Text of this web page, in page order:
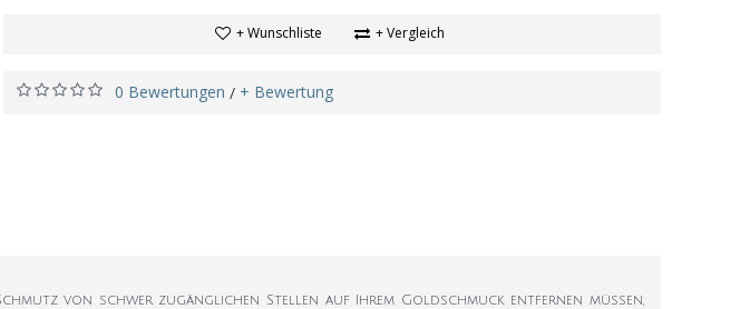
+ Wunschliste + Vergleich
0 Bewertungen / + Bewertung
von schwer zugänglichen Stellen auf Ihrem Goldschmuck entfernen müssen,